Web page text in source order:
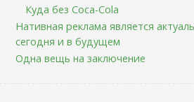
Куда без Coca-Cola
Нативная реклама является
сегодня и в будущем
Одна вещь на заключение